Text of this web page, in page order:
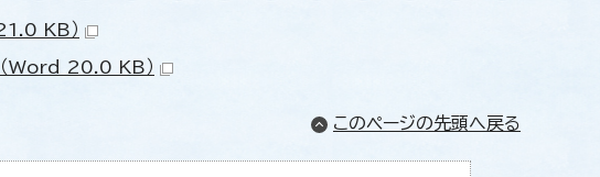
KB）
Word 20.0 KB）
このページの先頭へ戻る